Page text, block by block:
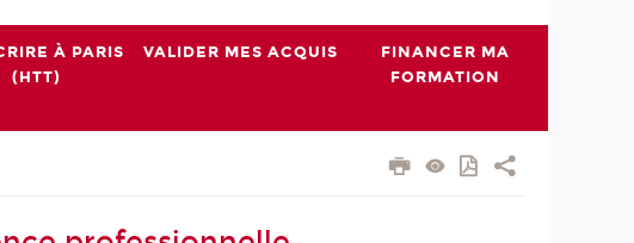
À PARIS
(HTT)
VALIDER MES ACQUIS
FINANCER MA
FORMATION